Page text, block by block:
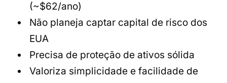
(~$62/ano)
Não planeja captar capital de risco dos
EUA
Precisa de proteção de ativos sólida
Valoriza simplicidade e facilidade de